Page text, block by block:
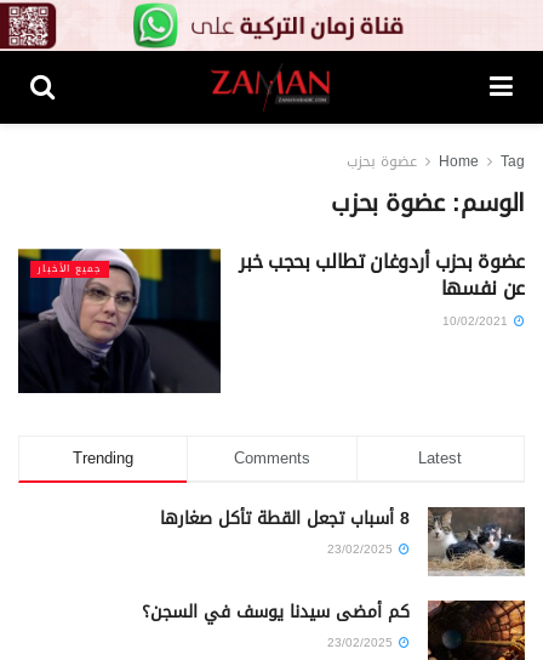
Home Tag عضوة بحزب
الوسم:عضوة بحزب
جميع الأخبار عضوة بحزب أردوغان تطالب بحجب خبر
عن نفسها
Trending Comments Latest
8 أسباب تجعل القطة تأكل صغارها
كم أمضى سيدنا يوسف في السجن؟